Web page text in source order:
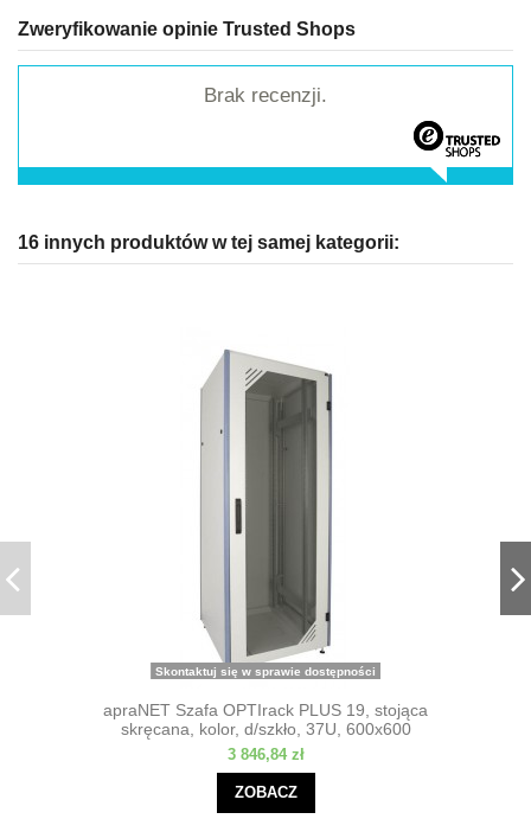
Zweryfikowanie opinie Trusted Shops
Brak recenzji.
16 innych produktów w tej samej kategorii:
Skontaktuj się w sprawie dostępności
apraNET Szafa OPTIrack PLUS 19, stojąca
skręcana, kolor, d/szkło, 37U, 600x600
3 846,84 zł
ZOBACZ